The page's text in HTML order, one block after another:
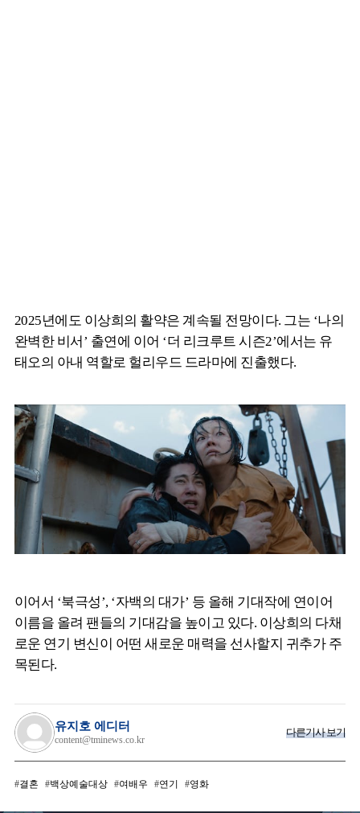
2025년에도 이상희의 활약은 계속될 전망이다. 그는 ‘나의
완벽한 비서’ 출연에 이어 ‘더 리크루트 시즌2’에서는 유
태오의 아내 역할로 헐리우드 드라마에 진출했다.
이어서 ‘북극성’, ‘자백의 대가’ 등 올해 기대작에 연이어
이름을 올려 팬들의 기대감을 높이고 있다. 이상희의 다채
로운 연기 변신이 어떤 새로운 매력을 선사할지 귀추가 주
목된다.
유지호 에디터
content@tminews.co.kr
다른기사 보기
결혼 백상예술대상 여배우 연기 영화